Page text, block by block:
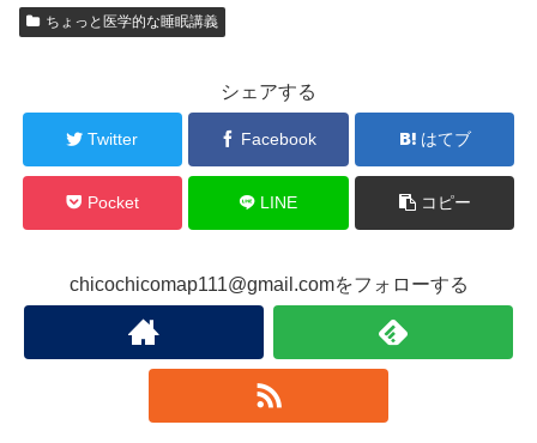
ちょっと医学的な睡眠講義
シェアする
Twitter Facebook はてブ
Pocket LINE コピー
chicochicomap111@gmail.comをフォローする